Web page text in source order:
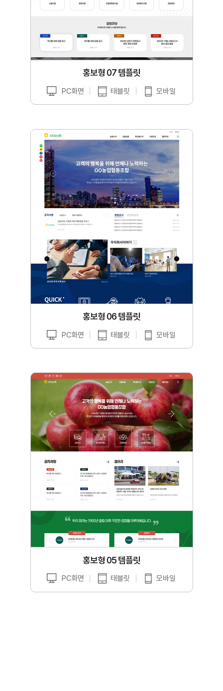
홍보형 07 템플릿
PC화면 태블릿 모바일
홍보형 06 템플릿
PC화면 태블릿 모바일
홍보형 05 템플릿
PC화면 태블릿 모바일